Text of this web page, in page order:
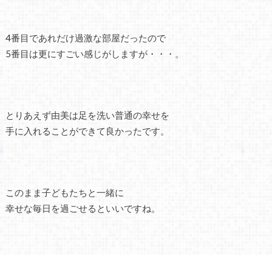
4番目であれだけ過激な部屋だったので
5番目は更にすごい感じがしますが・・・。
とりあえず由美は足を洗い普通の幸せを
手に入れることができて良かったです。
このまま子どもたちと一緒に
幸せな毎日を過ごせるといいですね。